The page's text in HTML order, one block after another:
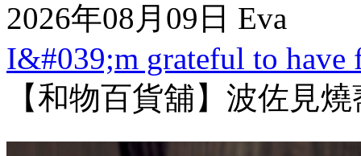
2026年08月09日 Eva
I&#039;m grateful to have
【和物百貨舖】波佐見